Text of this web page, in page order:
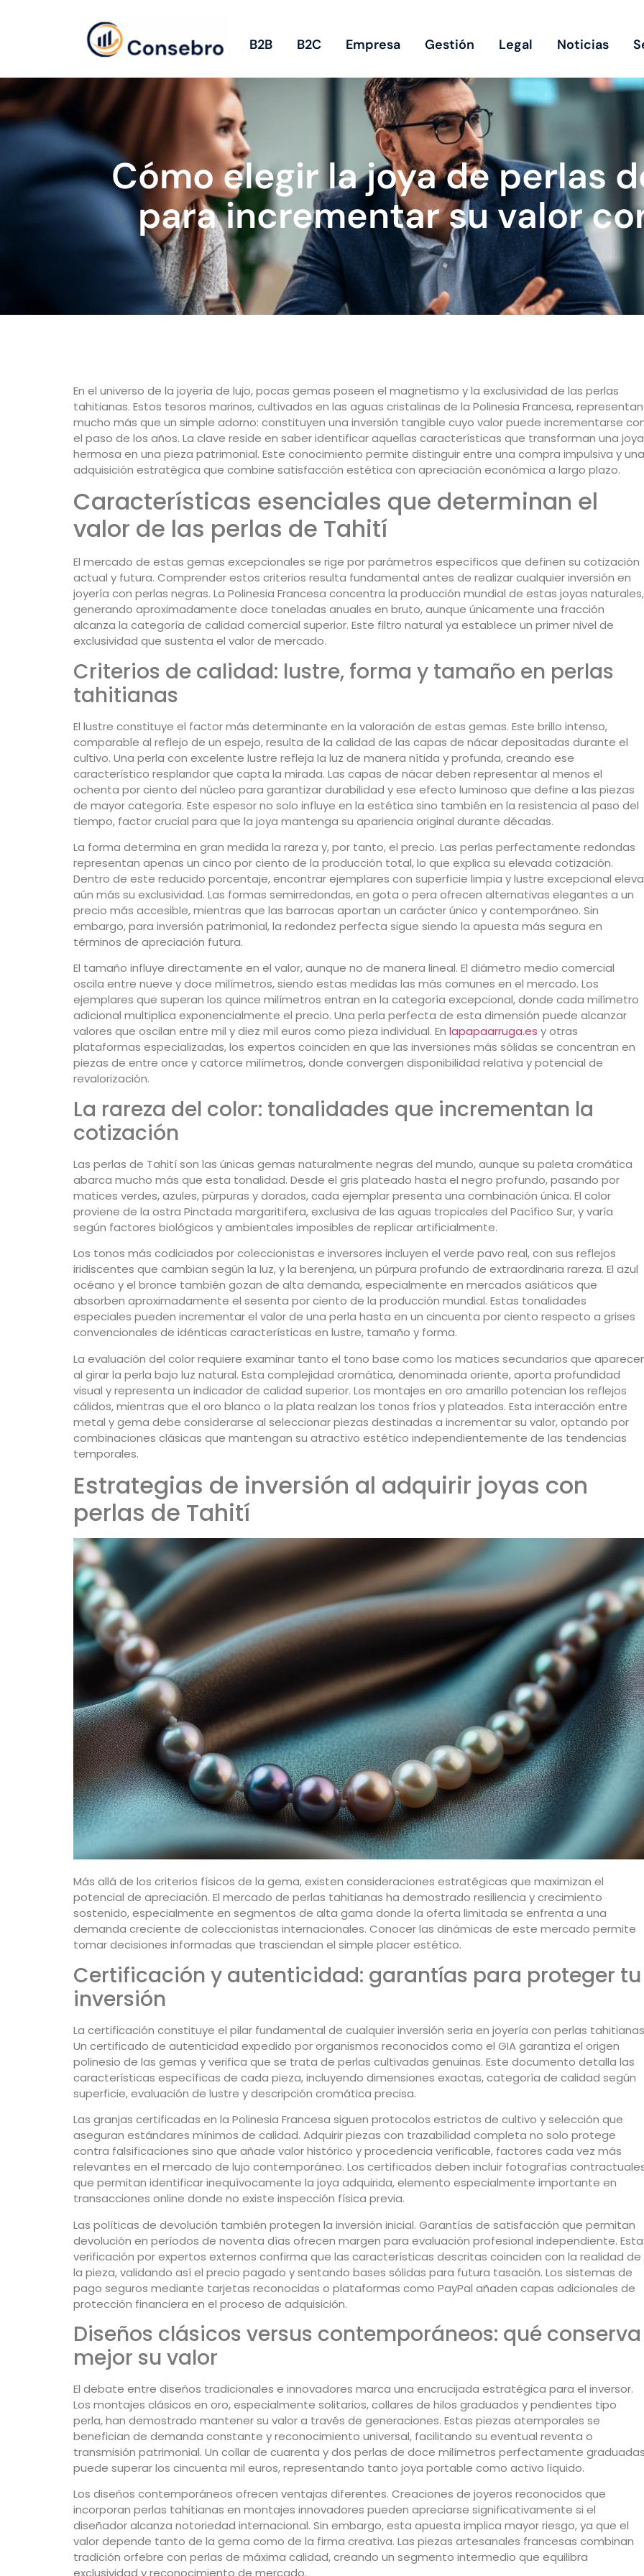
B2B B2C Empresa Gestión Legal Noticias
Cómo elegir la joya de perlas
para incrementar su valor
En el universo de la joyería de lujo, pocas gemas poseen el magnetismo y la exclusividad de las perlas
tahitianas. Estos tesoros marinos, cultivados en las aguas cristalinas de la Polinesia Francesa, representan
mucho más que un simple adorno: constituyen una inversión tangible cuyo valor puede incrementarse
el paso de los años. La clave reside en saber identificar aquellas características que transforman una joya
hermosa en una pieza patrimonial. Este conocimiento permite distinguir entre una compra impulsiva y una
adquisición estratégica que combine satisfacción estética con apreciación económica a largo plazo.
Características esenciales que determinan el
valor de las perlas de Tahití
El mercado de estas gemas excepcionales se rige por parámetros específicos que definen su cotización
actual y futura. Comprender estos criterios resulta fundamental antes de realizar cualquier inversión en
joyería con perlas negras. La Polinesia Francesa concentra la producción mundial de estas joyas naturales,
generando aproximadamente doce toneladas anuales en bruto, aunque únicamente una fracción
alcanza la categoría de calidad comercial superior. Este filtro natural ya establece un primer nivel de
exclusividad que sustenta el valor de mercado.
Criterios de calidad: lustre, forma y tamaño en perlas
tahitianas
El lustre constituye el factor más determinante en la valoración de estas gemas. Este brillo intenso,
comparable al reflejo de un espejo, resulta de la calidad de las capas de nácar depositadas durante el
cultivo. Una perla con excelente lustre refleja la luz de manera nítida y profunda, creando ese
característico resplandor que capta la mirada. Las capas de nácar deben representar al menos el
ochenta por ciento del núcleo para garantizar durabilidad y ese efecto luminoso que define a las piezas
de mayor categoría. Este espesor no solo influye en la estética sino también en la resistencia al paso del
tiempo, factor crucial para que la joya mantenga su apariencia original durante décadas.
La forma determina en gran medida la rareza y, por tanto, el precio. Las perlas perfectamente redondas
representan apenas un cinco por ciento de la producción total, lo que explica su elevada cotización.
Dentro de este reducido porcentaje, encontrar ejemplares con superficie limpia y lustre excepcional eleva
aún más su exclusividad. Las formas semirredondas, en gota o pera ofrecen alternativas elegantes a un
precio más accesible, mientras que las barrocas aportan un carácter único y contemporáneo. Sin
embargo, para inversión patrimonial, la redondez perfecta sigue siendo la apuesta más segura en
términos de apreciación futura.
El tamaño influye directamente en el valor, aunque no de manera lineal. El diámetro medio comercial
oscila entre nueve y doce milímetros, siendo estas medidas las más comunes en el mercado. Los
ejemplares que superan los quince milímetros entran en la categoría excepcional, donde cada milímetro
adicional multiplica exponencialmente el precio. Una perla perfecta de esta dimensión puede alcanzar
valores que oscilan entre mil y diez mil euros como pieza individual. En lapapaarruga.es y otras
plataformas especializadas, los expertos coinciden en que las inversiones más sólidas se concentran en
piezas de entre once y catorce milímetros, donde convergen disponibilidad relativa y potencial de
revalorización.
La rareza del color: tonalidades que incrementan la
cotización
Las perlas de Tahití son las únicas gemas naturalmente negras del mundo, aunque su paleta cromática
abarca mucho más que esta tonalidad. Desde el gris plateado hasta el negro profundo, pasando por
matices verdes, azules, púrpuras y dorados, cada ejemplar presenta una combinación única. El color
proviene de la ostra Pinctada margaritifera, exclusiva de las aguas tropicales del Pacífico Sur, y varía
según factores biológicos y ambientales imposibles de replicar artificialmente.
Los tonos más codiciados por coleccionistas e inversores incluyen el verde pavo real, con sus reflejos
iridiscentes que cambian según la luz, y la berenjena, un púrpura profundo de extraordinaria rareza. El azul
océano y el bronce también gozan de alta demanda, especialmente en mercados asiáticos que
absorben aproximadamente el sesenta por ciento de la producción mundial. Estas tonalidades
especiales pueden incrementar el valor de una perla hasta en un cincuenta por ciento respecto a grises
convencionales de idénticas características en lustre, tamaño y forma.
La evaluación del color requiere examinar tanto el tono base como los matices secundarios que
al girar la perla bajo luz natural. Esta complejidad cromática, denominada oriente, aporta profundidad
visual y representa un indicador de calidad superior. Los montajes en oro amarillo potencian los reflejos
cálidos, mientras que el oro blanco o la plata realzan los tonos fríos y plateados. Esta interacción entre
metal y gema debe considerarse al seleccionar piezas destinadas a incrementar su valor, optando por
combinaciones clásicas que mantengan su atractivo estético independientemente de las tendencias
temporales.
Estrategias de inversión al adquirir joyas con
perlas de Tahití
Más allá de los criterios físicos de la gema, existen consideraciones estratégicas que maximizan el
potencial de apreciación. El mercado de perlas tahitianas ha demostrado resiliencia y crecimiento
sostenido, especialmente en segmentos de alta gama donde la oferta limitada se enfrenta a una
demanda creciente de coleccionistas internacionales. Conocer las dinámicas de este mercado permite
tomar decisiones informadas que trasciendan el simple placer estético.
Certificación y autenticidad: garantías para proteger tu
inversión
La certificación constituye el pilar fundamental de cualquier inversión seria en joyería con perlas
Un certificado de autenticidad expedido por organismos reconocidos como el GIA garantiza el origen
polinesio de las gemas y verifica que se trata de perlas cultivadas genuinas. Este documento detalla las
características específicas de cada pieza, incluyendo dimensiones exactas, categoría de calidad según
superficie, evaluación de lustre y descripción cromática precisa.
Las granjas certificadas en la Polinesia Francesa siguen protocolos estrictos de cultivo y selección que
aseguran estándares mínimos de calidad. Adquirir piezas con trazabilidad completa no solo protege
contra falsificaciones sino que añade valor histórico y procedencia verificable, factores cada vez más
relevantes en el mercado de lujo contemporáneo. Los certificados deben incluir fotografías
que permitan identificar inequívocamente la joya adquirida, elemento especialmente importante en
transacciones online donde no existe inspección física previa.
Las políticas de devolución también protegen la inversión inicial. Garantías de satisfacción que permitan
devolución en períodos de noventa días ofrecen margen para evaluación profesional independiente. Esta
verificación por expertos externos confirma que las características descritas coinciden con la realidad de
la pieza, validando así el precio pagado y sentando bases sólidas para futura tasación. Los sistemas de
pago seguros mediante tarjetas reconocidas o plataformas como PayPal añaden capas adicionales de
protección financiera en el proceso de adquisición.
Diseños clásicos versus contemporáneos: qué conserva
mejor su valor
El debate entre diseños tradicionales e innovadores marca una encrucijada estratégica para el inversor.
Los montajes clásicos en oro, especialmente solitarios, collares de hilos graduados y pendientes tipo
perla, han demostrado mantener su valor a través de generaciones. Estas piezas atemporales se
benefician de demanda constante y reconocimiento universal, facilitando su eventual reventa o
transmisión patrimonial. Un collar de cuarenta y dos perlas de doce milímetros perfectamente
puede superar los cincuenta mil euros, representando tanto joya portable como activo líquido.
Los diseños contemporáneos ofrecen ventajas diferentes. Creaciones de joyeros reconocidos que
incorporan perlas tahitianas en montajes innovadores pueden apreciarse significativamente si el
diseñador alcanza notoriedad internacional. Sin embargo, esta apuesta implica mayor riesgo, ya que el
valor depende tanto de la gema como de la firma creativa. Las piezas artesanales francesas combinan
tradición orfebre con perlas de máxima calidad, creando un segmento intermedio que equilibra
exclusividad y reconocimiento de mercado.